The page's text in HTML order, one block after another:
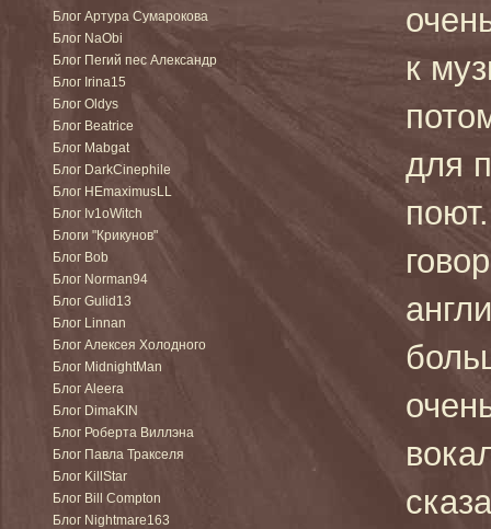
Блог Артура Сумарокова
Блог NaObi
Блог Пегий пес Александр
Блог Irina15
Блог Oldys
Блог Beatrice
Блог Mabgat
Блог DarkCinephile
Блог HEmaximusLL
Блог Iv1oWitch
Блоги "Крикунов"
Блог Bob
Блог Norman94
Блог Gulid13
Блог Linnan
Блог Алексея Холодного
Блог MidnightMan
Блог Aleera
Блог DimaKIN
Блог Роберта Виллэна
Блог Павла Тракселя
Блог KillStar
Блог Bill Compton
Блог Nightmare163
к
для